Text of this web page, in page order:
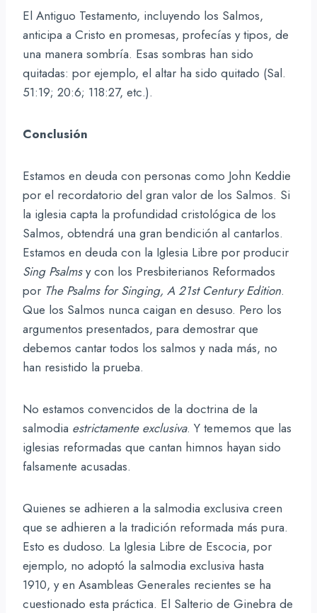
El Antiguo Testamento, incluyendo los Salmos,
anticipa a Cristo en promesas, profecías y tipos, de
una manera sombría. Esas sombras han sido
quitadas: por ejemplo, el altar ha sido quitado (Sal.
51:19; 20:6; 118:27, etc.).
Conclusión
Estamos en deuda con personas como John Keddie
por el recordatorio del gran valor de los Salmos. Si
la iglesia capta la profundidad cristológica de los
Salmos, obtendrá una gran bendición al cantarlos.
Estamos en deuda con la Iglesia Libre por producir
Sing Psalmsy con los Presbiterianos Reformados
por The Psalms for Singing, A 21st Century Edition.
Que los Salmos nunca caigan en desuso. Pero los
argumentos presentados, para demostrar que
debemos cantar todos los salmos y nada más, no
han resistido la prueba.
No estamos convencidos de la doctrina de la
salmodia estrictamente exclusiva. Y tememos que las
iglesias reformadas que cantan himnos hayan sido
falsamente acusadas.
Quienes se adhieren a la salmodia exclusiva creen
que se adhieren a la tradición reformada más pura.
Esto es dudoso. La Iglesia Libre de Escocia, por
ejemplo, no adoptó la salmodia exclusiva hasta
1910, y en Asambleas Generales recientes se ha
cuestionado esta práctica. El Salterio de Ginebra de